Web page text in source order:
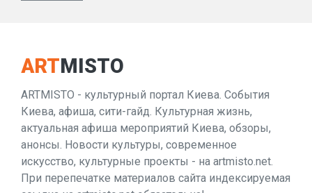
ARTMISTO
ARTMISTO - культурный портал Киева. События
Киева, афиша, сити-гайд. Культурная жизнь,
актуальная афиша мероприятий Киева, обзоры,
анонсы. Новости культуры, современное
искусство, культурные проекты - на artmisto.net.
При перепечатке материалов сайта индексируемая